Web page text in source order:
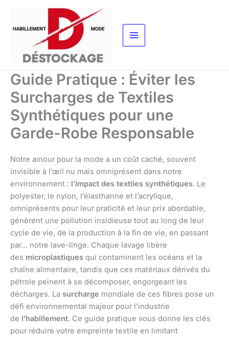
contenu
Guide Pratique : Éviter les
Surcharges de Textiles
Synthétiques pour une
Garde-Robe Responsable
Notre amour pour la mode a un coût caché, souvent
invisible à l’œil nu mais omniprésent dans notre
environnement : l’impact des textiles synthétiques. Le
polyester, le nylon, l’élasthanne et l’acrylique,
omniprésents pour leur praticité et leur prix abordable,
génèrent une pollution insidieuse tout au long de leur
cycle de vie, de la production à la fin de vie, en passant
par… notre lave-linge. Chaque lavage libère
des microplastiques qui contaminent les océans et la
chaîne alimentaire, tandis que ces matériaux dérivés du
pétrole peinent à se décomposer, engorgeant les
décharges. La surcharge mondiale de ces fibres pose un
défi environnemental majeur pour l’industrie
de l’habillement. Ce guide pratique vous donne les clés
pour réduire votre empreinte textile en limitant